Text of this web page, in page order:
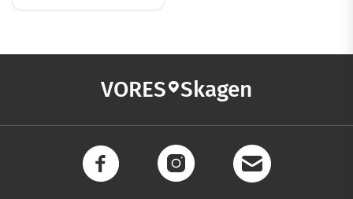
VORES Skagen